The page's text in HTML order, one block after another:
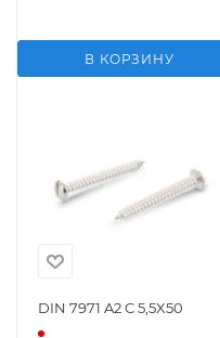
В КОРЗИНУ
DIN 7971 A2 C 5,5X50